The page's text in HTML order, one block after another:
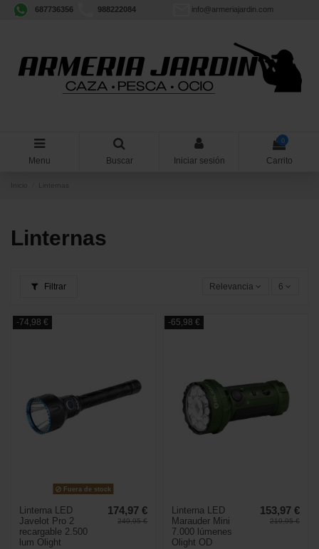
687736356 988222084 info@armeriajardin.com
Menu Buscar Iniciar sesión
0
Carrito
Linternas
Filtrar Relevancia 6
-74,98 €
Fuera de stock
Linterna LED
Javelot Pro 2
recargable 2.500
lum Olight
174,97 €
249,95 €
-65,98 €
Linterna LED
Marauder Mini
7.000 lúmenes
Olight OD
153,97 €
219,95 €